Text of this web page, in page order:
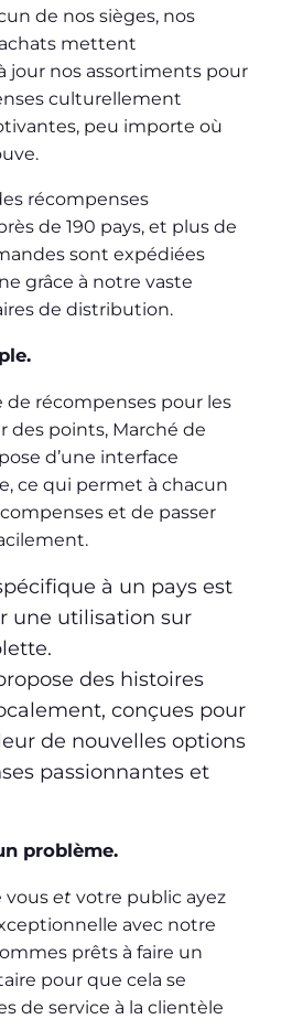
de nos sièges, nos
mettent
jour nos assortiments pour
culturellement
peu importe où
récompenses
de 190 pays, et plus de
sont expédiées
grâce à notre vaste
de distribution.
récompenses pour les
des points, Marché de
d’une interface
ce qui permet à chacun
et de passer
à un pays est
une utilisation sur
des histoires
conçues pour
de nouvelles options
passionnantes et
problème.
vous et votre public ayez
avec notre
prêts à faire un
pour que cela se
de service à la clientèle